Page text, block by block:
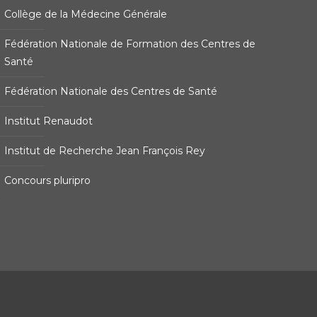
Collège de la Médecine Générale
Fédération Nationale de Formation des Centres de
Santé
Fédération Nationale des Centres de Santé
Institut Renaudot
Institut de Recherche Jean François Rey
Concours pluripro